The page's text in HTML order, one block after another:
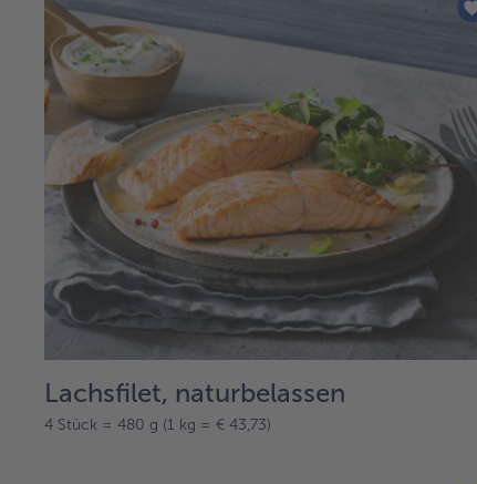
Lachsfilet, naturbelassen
4 Stück = 480 g (1 kg = € 43,73)